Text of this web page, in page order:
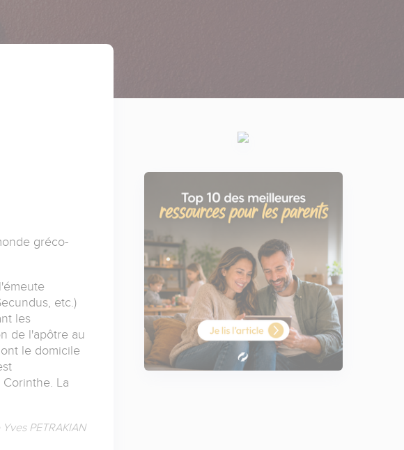
gréco-
etc.)
les
de l'apôtre au
le domicile
La
PETRAKIAN